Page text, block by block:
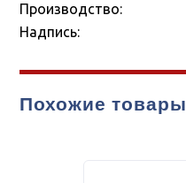
Производство:
Надпись:
Похожие товары